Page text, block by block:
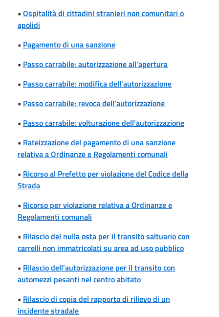
• Ospitalità di cittadini stranieri non comunitari o
apolidi
• Pagamento di una sanzione
• Passo carrabile: autorizzazione all'apertura
• Passo carrabile: modifica dell'autorizzazione
• Passo carrabile: revoca dell'autorizzazione
• Passo carrabile: volturazione dell'autorizzazione
• Rateizzazione del pagamento di una sanzione
relativa a Ordinanze e Regolamenti comunali
• Ricorso al Prefetto per violazione del Codice della
Strada
• Ricorso per violazione relativa a Ordinanze e
Regolamenti comunali
• Rilascio del nulla osta per il transito saltuario con
carrelli non immatricolati su area ad uso pubblico
• Rilascio dell'autorizzazione per il transito con
automezzi pesanti nel centro abitato
• Rilascio di copia del rapporto di rilievo di un
incidente stradale